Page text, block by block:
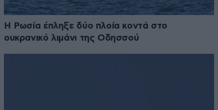
Η Ρωσία έπληξε δύο πλοία κοντά στο
ουκρανικό λιμάνι της Οδησσού